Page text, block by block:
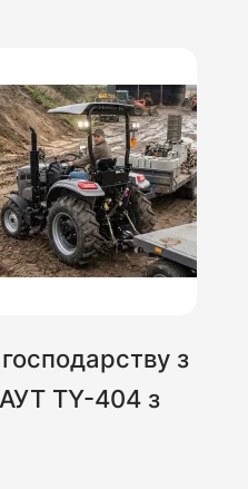
з
TY-404 з